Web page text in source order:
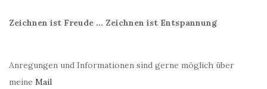
Zeichnen ist Freude ... Zeichnen ist Entspannung
Anregungen und Informationen sind gerne möglich über
meine Mail